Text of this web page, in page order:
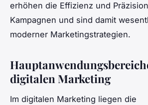
erhöhen die Effizienz und
Kampagnen und sind damit
moderner Marketingstrategien.
digitalen Marketing
Im digitalen Marketing liegen die